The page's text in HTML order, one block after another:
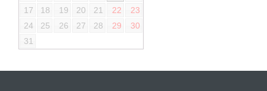
17
18 19 20 21 22
23
24
25 26 27 28 29
30
31